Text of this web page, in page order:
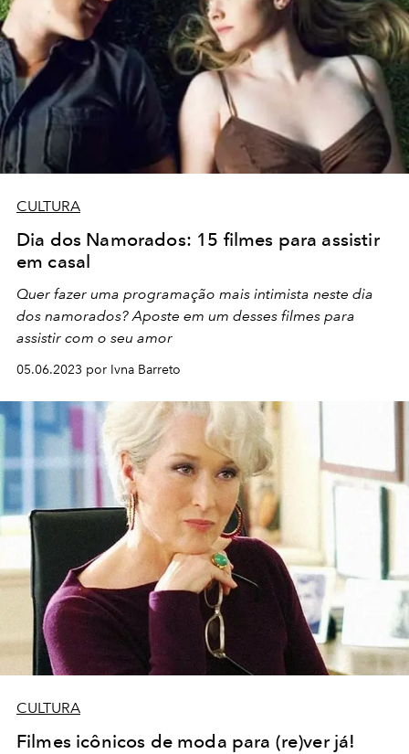
CULTURA
Dia dos Namorados: 15 filmes para assistir
em casal
Quer fazer uma programação mais intimista neste dia
dos namorados? Aposte em um desses filmes para
assistir com o seu amor
05.06.2023 por Ivna Barreto
CULTURA
Filmes icônicos de moda para (re)ver já!